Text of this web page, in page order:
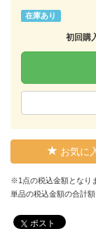
在庫あり
初回購
お気に
※1点の税込金額となり
単品の税込金額の合計
ポスト